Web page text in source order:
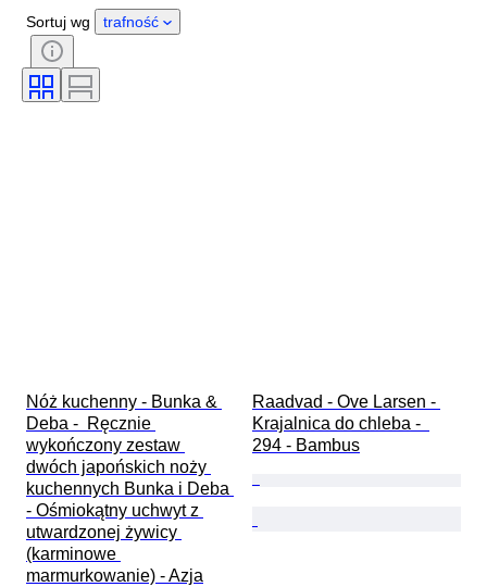
Podpis
Rozmiar odzieży
Rodzaj noża kuchennego
Artysta
Sortuj wg trafność
Nóż kuchenny - Bunka &
Deba -  Ręcznie
wykończony zestaw
dwóch japońskich noży
kuchennych Bunka i Deba
- Ośmiokątny uchwyt z
utwardzonej żywicy
(karminowe
marmurkowanie) - Azja
Raadvad - Ove Larsen -
Krajalnica do chleba -
294 - Bambus